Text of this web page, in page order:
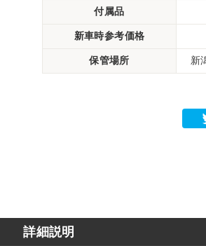
付属品
新車時参考価格
保管場所 新
詳細説明